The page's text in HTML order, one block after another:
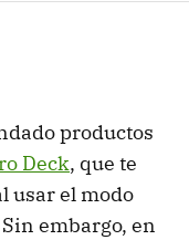
productos
Deck, que te
usar el modo
embargo, en